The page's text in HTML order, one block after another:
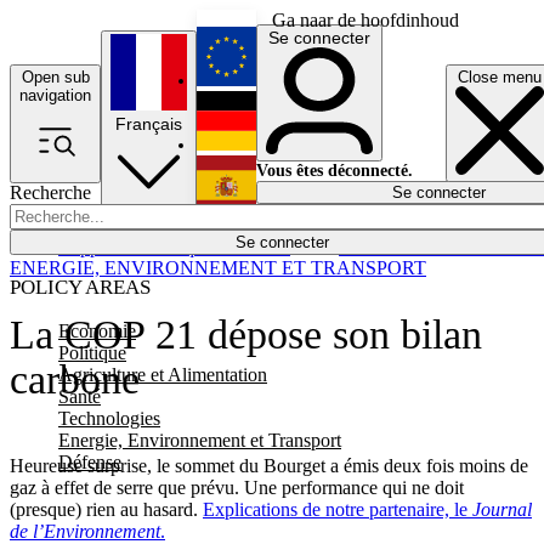
Ga naar de hoofdinhoud
Open sub
navigation
Close menu
Recherche
Se connecter
POLICY AREAS
Economie
Politique
Agriculture et Alimentation
Santé
Technologies
Energie, Environnement et Transport
Défense
Économie
Français
English
Deutsch
Español
Se connecter
Vous êtes déconnecté.
Se connecter
La COP 21 dépose son bilan
carbone
Heureuse surprise, le sommet du Bourget a émis deux fois moins de
gaz à effet de serre que prévu. Une performance qui ne doit
(presque) rien au hasard. Explications de notre partenaire, le Journal
de l’Environnement.
ENERGIE, ENVIRONNEMENT ET TRANSPORT